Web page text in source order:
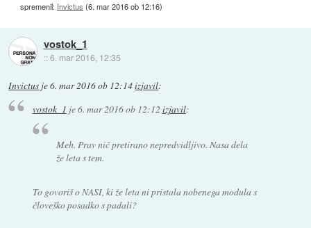
spremenil: Invictus (6. mar 2016 ob 12:16)
vostok_1
::6. mar 2016, 12:35
Invictus je6. mar 2016 ob 12:14izjavil:
vostok_1 je6. mar 2016 ob 12:12 izjavil:
Meh. Prav nič pretirano nepredvidljivo. Nasa dela
že leta s tem.
To govoriš o NASI, ki že leta ni pristala nobenega modula s
človeško posadko s padali?